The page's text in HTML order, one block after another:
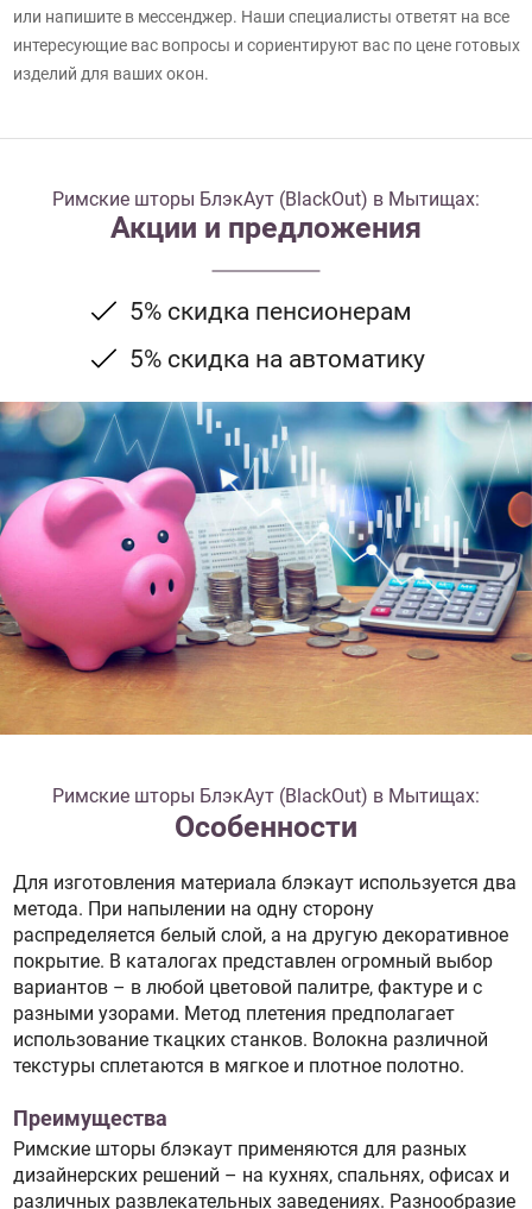
или напишите в мессенджер. Наши специалисты ответят на все
интересующие вас вопросы и сориентируют вас по цене готовых
изделий для ваших окон.
Римские шторы БлэкАут (BlackOut) в Мытищах:
Акции и предложения
5% скидка пенсионерам
5% скидка на автоматику
Римские шторы БлэкАут (BlackOut) в Мытищах:
Особенности
Для изготовления материала блэкаут используется два
метода. При напылении на одну сторону
распределяется белый слой, а на другую декоративное
покрытие. В каталогах представлен огромный выбор
вариантов – в любой цветовой палитре, фактуре и с
разными узорами. Метод плетения предполагает
использование ткацких станков. Волокна различной
текстуры сплетаются в мягкое и плотное полотно.
Преимущества
Римские шторы блэкаут применяются для разных
дизайнерских решений – на кухнях, спальнях, офисах и
различных развлекательных заведениях. Разнообразие